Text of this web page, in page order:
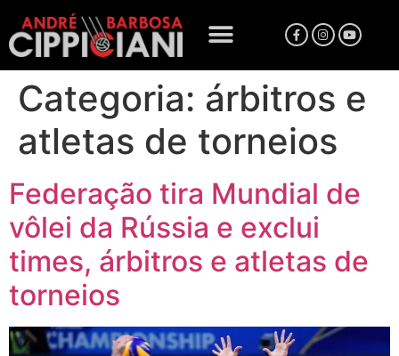
Categoria: árbitros e
atletas de torneios
Federação tira Mundial de
vôlei da Rússia e exclui
times, árbitros e atletas de
torneios